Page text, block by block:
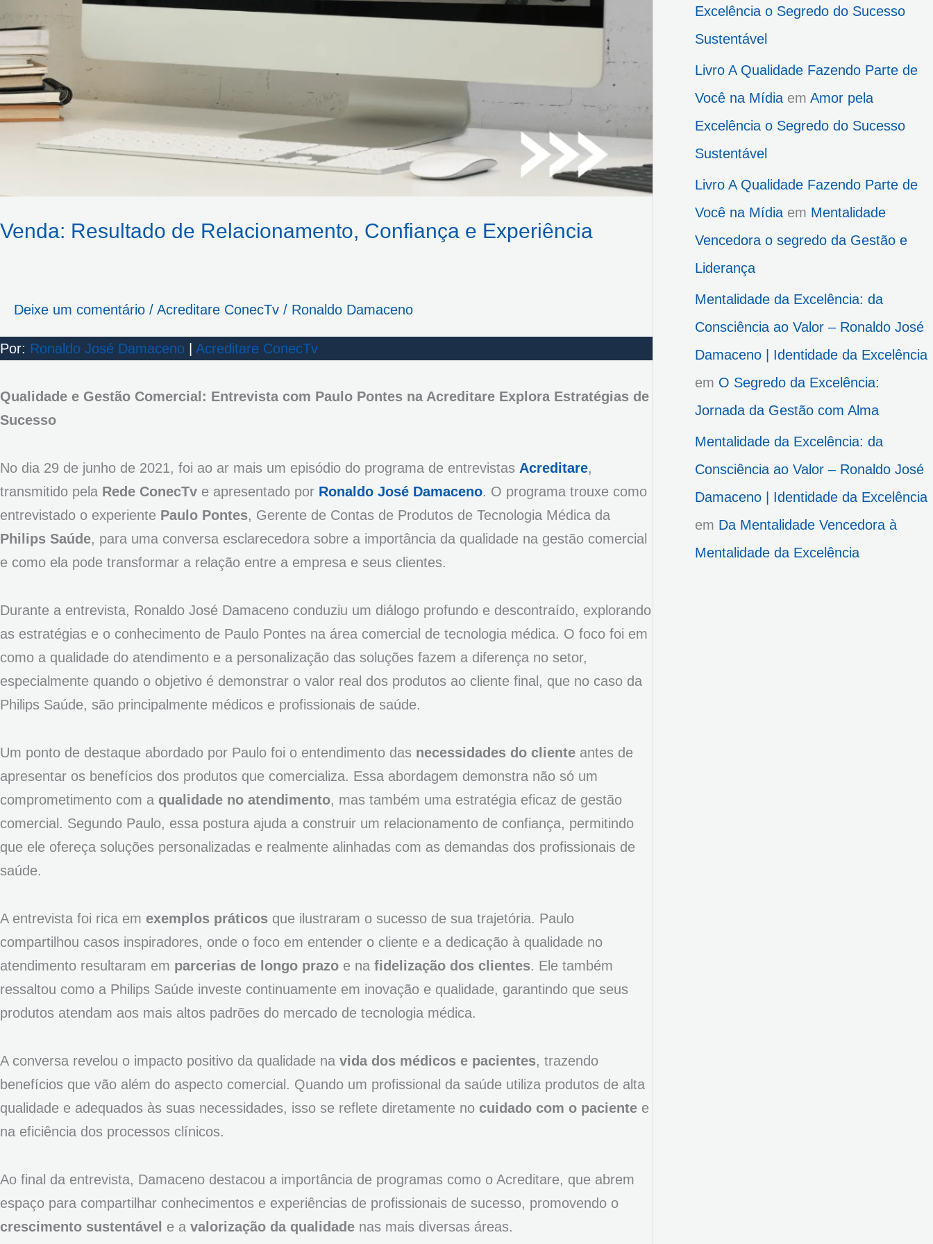
Venda: Resultado de Relacionamento, Confiança e Experiência
Deixe um comentário / Acreditare ConecTv / Ronaldo Damaceno
Por: Ronaldo José Damaceno Acreditare ConecTv
Qualidade e Gestão Comercial: Entrevista com Paulo Pontes na Acreditare Explora Estratégias de
Sucesso
No dia 29 de junho de 2021, foi ao ar mais um episódio do programa de entrevistas Acreditare,
transmitido pela Rede ConecTv e apresentado por Ronaldo José Damaceno. O programa trouxe como
entrevistado o experiente Paulo Pontes, Gerente de Contas de Produtos de Tecnologia Médica da
Philips Saúde, para uma conversa esclarecedora sobre a importância da qualidade na gestão comercial
e como ela pode transformar a relação entre a empresa e seus clientes.
Durante a entrevista, Ronaldo José Damaceno conduziu um diálogo profundo e descontraído, explorando
as estratégias e o conhecimento de Paulo Pontes na área comercial de tecnologia médica. O foco foi em
como a qualidade do atendimento e a personalização das soluções fazem a diferença no setor,
especialmente quando o objetivo é demonstrar o valor real dos produtos ao cliente final, que no caso da
Philips Saúde, são principalmente médicos e profissionais de saúde.
Um ponto de destaque abordado por Paulo foi o entendimento das necessidades do cliente antes de
apresentar os benefícios dos produtos que comercializa. Essa abordagem demonstra não só um
comprometimento com a qualidade no atendimento, mas também uma estratégia eficaz de gestão
comercial. Segundo Paulo, essa postura ajuda a construir um relacionamento de confiança, permitindo
que ele ofereça soluções personalizadas e realmente alinhadas com as demandas dos profissionais de
saúde.
A entrevista foi rica em exemplos práticos que ilustraram o sucesso de sua trajetória. Paulo
compartilhou casos inspiradores, onde o foco em entender o cliente e a dedicação à qualidade no
atendimento resultaram em parcerias de longo prazo e na fidelização dos clientes. Ele também
ressaltou como a Philips Saúde investe continuamente em inovação e qualidade, garantindo que seus
produtos atendam aos mais altos padrões do mercado de tecnologia médica.
A conversa revelou o impacto positivo da qualidade na vida dos médicos e pacientes, trazendo
benefícios que vão além do aspecto comercial. Quando um profissional da saúde utiliza produtos de alta
qualidade e adequados às suas necessidades, isso se reflete diretamente no cuidado com o paciente e
na eficiência dos processos clínicos.
Ao final da entrevista, Damaceno destacou a importância de programas como o Acreditare, que abrem
espaço para compartilhar conhecimentos e experiências de profissionais de sucesso, promovendo o
crescimento sustentável e a valorização da qualidade nas mais diversas áreas.
Excelência o Segredo do Sucesso
Sustentável
Livro A Qualidade Fazendo Parte de
Você na Mídiaem Amor pela
Excelência o Segredo do Sucesso
Sustentável
Livro A Qualidade Fazendo Parte de
Você na Mídiaem Mentalidade
Vencedora o segredo da Gestão e
Liderança
Mentalidade da Excelência: da
Consciência ao Valor – Ronaldo José
Damaceno | Identidade da Excelência
em O Segredo da Excelência:
Jornada da Gestão com Alma
Mentalidade da Excelência: da
Consciência ao Valor – Ronaldo José
Damaceno | Identidade da Excelência
em Da Mentalidade Vencedora à
Mentalidade da Excelência